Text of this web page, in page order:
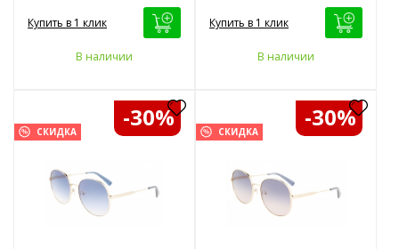
Купить в 1 клик
В наличии
Купить в 1 клик
В наличии
СКИДКА -30% СКИДКА -30%